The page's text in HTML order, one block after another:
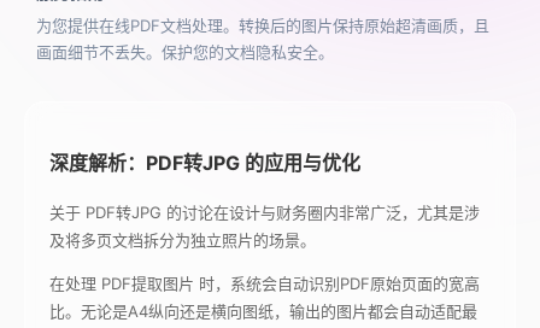
为您提供在线PDF文档处理。转换后的图片保持原始超清画质，且
画面细节不丢失。保护您的文档隐私安全。
深度解析：PDF转JPG 的应用与优化
关于 PDF转JPG 的讨论在设计与财务圈内非常广泛，尤其是涉
及将多页文档拆分为独立照片的场景。
在处理 PDF提取图片 时，系统会自动识别PDF原始页面的宽高
比。无论是A4纵向还是横向图纸，输出的图片都会自动适配最